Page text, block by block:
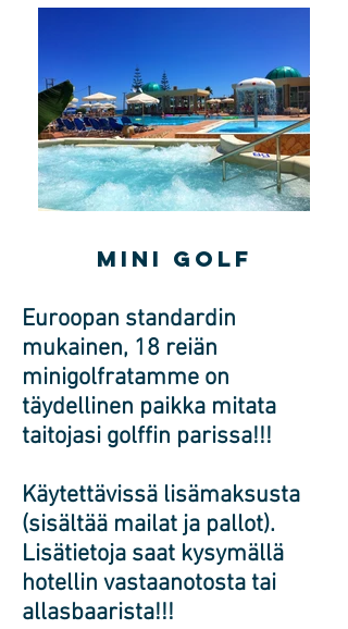
mini golf​
Euroopan standardin
mukainen, 18 reiän
minigolfratamme on
täydellinen paikka mitata
taitojasi golffin parissa!!!
Käytettävissä lisämaksusta
(sisältää mailat ja pallot).
Lisätietoja saat kysymällä
hotellin vastaanotosta tai
allasbaarista!!!